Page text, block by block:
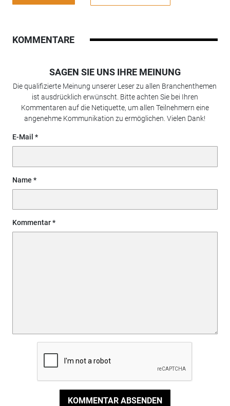
KOMMENTARE
SAGEN SIE UNS IHRE MEINUNG
Die qualifizierte Meinung unserer Leser zu allen Branchenthemen
ist ausdrücklich erwünscht. Bitte achten Sie bei Ihren
Kommentaren auf die Netiquette, um allen Teilnehmern eine
angenehme Kommunikation zu ermöglichen. Vielen Dank!
E-Mail
Name
Kommentar
KOMMENTAR ABSENDEN